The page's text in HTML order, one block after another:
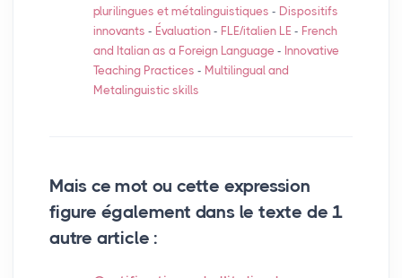
plurilingues et métalinguistiques - Dispositifs
innovants - Évaluation- FLE/italien LE - French
and Italian as a Foreign Language - Innovative
Teaching Practices - Multilingual and
Metalinguistic skills
Mais ce mot ou cette expression
figure également dans le texte de 1
autre article :